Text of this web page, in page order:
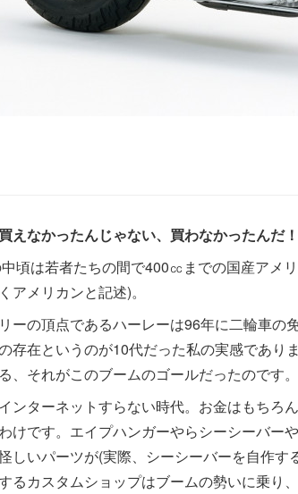
えなかったんじゃない、買わなかったんだ！
頃は若者たちの間で400㏄までの国産アメ
アメリカンと記述)。
ーの頂点であるハーレーは96年に二輪車
存在というのが10代だった私の実感であ
、それがこのブームのゴールだったのです。
ンターネットすらない時代。お金はもちろ
けです。エイプハンガーやらシーシーバー
しいパーツが(実際、シーシーバーを自作
るカスタムショップはブームの勢いに乗り